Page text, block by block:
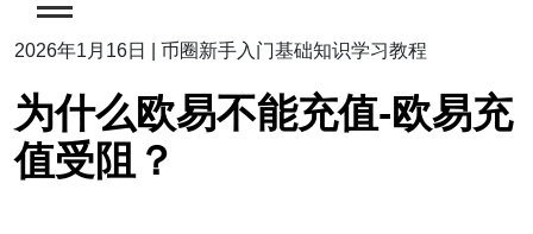
2026年1月16日 币圈新手入门基础知识学习教程
为什么欧易不能充值-欧易充
值受阻？